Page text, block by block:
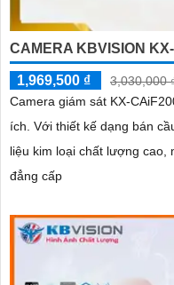
CAMERA KBVISION
1,969,500 ₫
3,030,000
Camera giám sát KX-
ích. Với thiết kế dạng bán cầu tinh tế, camera được làm từ chất
liệu kim loại chất lượng cao,
đẳng cấp